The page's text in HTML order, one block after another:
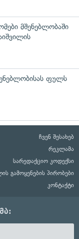
მშენებლობაში
ფულს
ჩვენ შესახებ
რეკლამა
სარედაქციო კოდექსი
გამოყენების პირობები
კონტაქტი